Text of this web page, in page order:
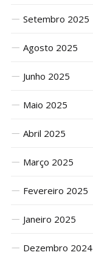
Setembro 2025
Agosto 2025
Junho 2025
Maio 2025
Abril 2025
Março 2025
Fevereiro 2025
Janeiro 2025
Dezembro 2024